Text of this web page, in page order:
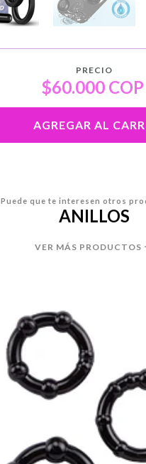
PRECIO
$60.000 COP
AGREGAR AL
Puede que te interesen otros
ANILLOS
VER MÁS PRODUCTOS